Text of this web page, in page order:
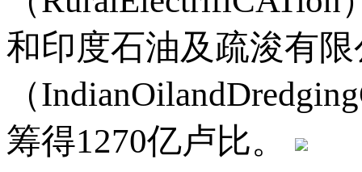
和印度石油及疏浚有
（
筹得1270亿卢比。